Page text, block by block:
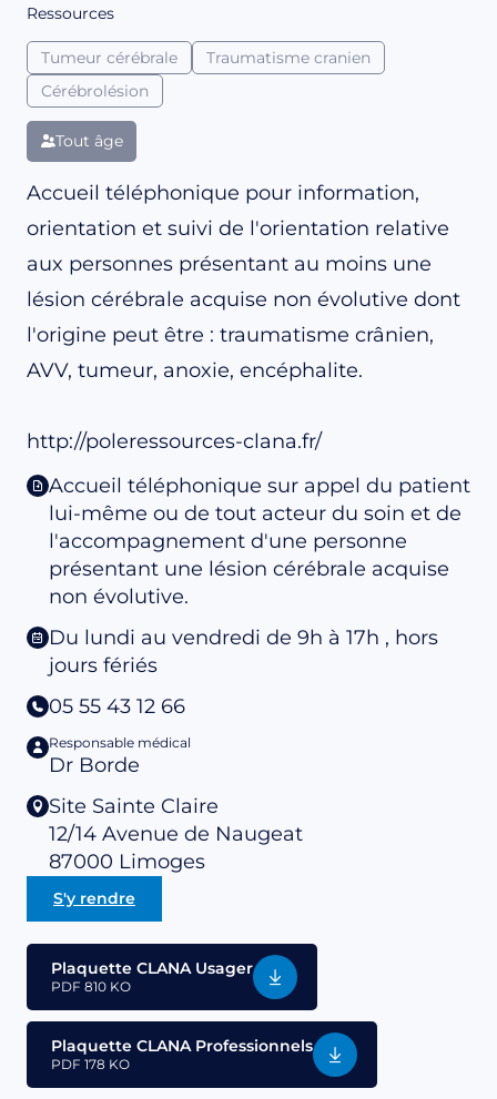
Ressources
Tumeur cérébrale
Traumatisme cranien
Cérébrolésion
Tout âge
Accueil téléphonique pour information,
orientation et suivi de l'orientation relative
aux personnes présentant au moins une
lésion cérébrale acquise non évolutive dont
l'origine peut être : traumatisme crânien,
AVV, tumeur, anoxie, encéphalite.
http://poleressources-clana.fr/
Accueil téléphonique sur appel du patient
lui-même ou de tout acteur du soin et de
l'accompagnement d'une personne
présentant une lésion cérébrale acquise
non évolutive.
Du lundi au vendredi de 9h à 17h , hors
jours fériés
05 55 43 12 66
Responsable médical
Dr Borde
Site Sainte Claire
12/14 Avenue de Naugeat
87000 Limoges
S'y rendre
Plaquette CLANA Usager
PDF 810 KO
Plaquette CLANA Professionnels
PDF 178 KO